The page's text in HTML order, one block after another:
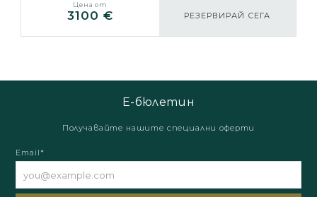
Цена от
3100 € РЕЗЕРВИРАЙ СЕГА
Е-бюлетин
Получавайте нашите специални оферти
Email*